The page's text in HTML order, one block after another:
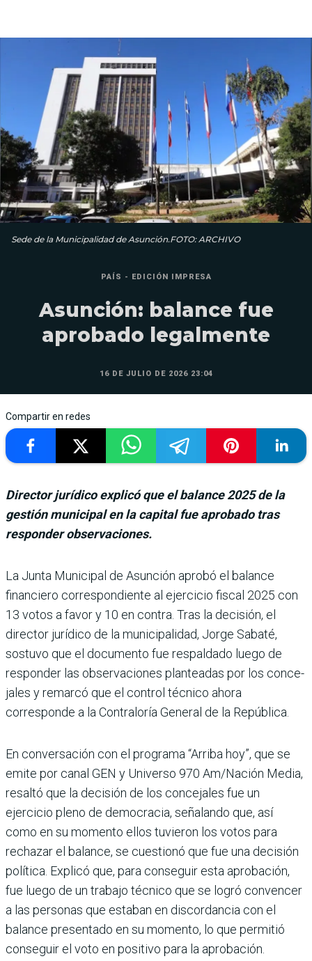
Sede de la Municipalidad de Asunción.FOTO: ARCHIVO
PAÍS - EDICIÓN IMPRESA
Asunción: balance fue
aprobado legalmente
16 DE JULIO DE 2026 23:04
Compartir en redes
Director jurídico explicó que el balance 2025 de la
gestión municipal en la capital fue aprobado tras
responder observaciones.
La Junta Municipal de Asunción aprobó el balance
financiero correspondiente al ejerci­cio fiscal 2025 con
13 votos a favor y 10 en contra. Tras la decisión, el
director jurídico de la municipalidad, Jorge Sabaté,
sostuvo que el docu­mento fue respaldado luego de
responder las observacio­nes planteadas por los conce­
jales y remarcó que el control técnico ahora
corresponde a la Contraloría General de la República.
En conversación con el pro­grama “Arriba hoy”, que se
emite por canal GEN y Uni­verso 970 Am/Nación Media,
resaltó que la decisión de los concejales fue un
ejercicio pleno de democracia, seña­lando que, así
como en su momento ellos tuvieron los votos para
rechazar el balance, se cuestionó que fue una decisión
política. Explicó que, para conseguir esta aprobación,
fue luego de un trabajo técnico que se logró convencer
a las personas que estaban en discordancia con el
balance presentado en su momento, lo que permitió
conseguir el voto en positivo para la aprobación.